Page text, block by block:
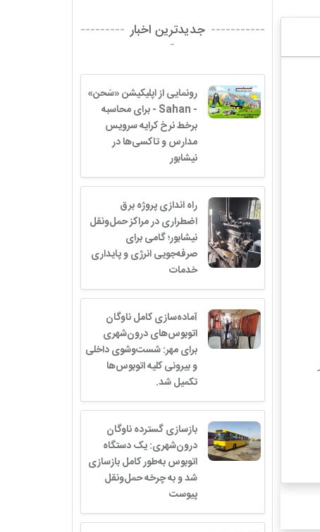
جدیدترین اخبار
رونمایی از اپلیکیشن «سَحن»
- Sahan - برای محاسبه
برخط نرخ کرایه سرویس
مدارس و تاکسی‌ها در
نیشابور
راه اندازی پروژه برق
اضطراری در مراکز حمل‌ونقل
نیشابور؛ گامی برای
صرفه‌جویی انرژی و پایداری
خدمات
آماده‌سازی کامل ناوگان
اتوبوس‌های درون‌شهری
برای مهر: شست‌وشوی داخلی
و بیرونی کلیه اتوبوس‌ها
تکمیل شد.
بازسازی گسترده ناوگان
درون‌شهری: یک دستگاه
اتوبوس به‌طور کامل بازسازی
شد و به چرخه حمل‌ونقل
پیوست